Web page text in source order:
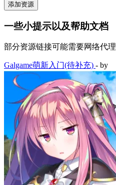
添加资源
一些小提示以及帮助文档
部分资源链接可能需要网络代理
Galgame萌新入门(待补充) - by